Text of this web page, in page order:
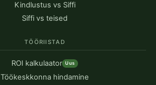
Kindlustus vs Siffi
Siffi vs teised
TÖÖRIISTAD
ROI kalkulaator Uus
Töökeskkonna hindamine